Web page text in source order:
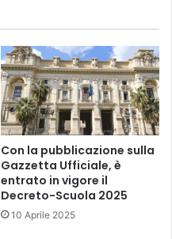
Con la pubblicazione sulla
Gazzetta Ufficiale, è
entrato in vigore il
Decreto-Scuola 2025
10 Aprile 2025